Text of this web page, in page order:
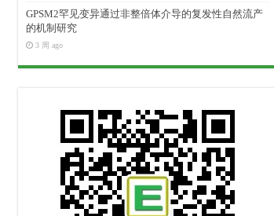
GPSM2罕见变异通过非整倍体介导的复发性自然流产
的机制研究
3 周 ago